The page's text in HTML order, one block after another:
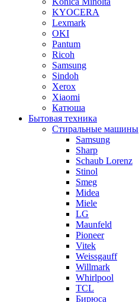
KYOCERA
Lexmark
OKI
Pantum
Ricoh
Samsung
Sindoh
Xerox
Xiaomi
Катюша
Бытовая техника
Стиральные машины
Samsung
Sharp
Schaub Lorenz
Stinol
Smeg
Midea
Miele
LG
Maunfeld
Pioneer
Vitek
Weissgauff
Willmark
Whirlpool
TCL
Бирюса